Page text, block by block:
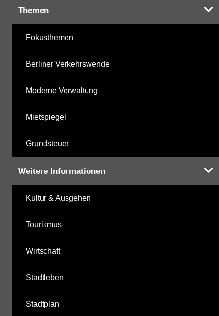
Themen
Fokusthemen
Berliner Verkehrswende
Moderne Verwaltung
Mietspiegel
Grundsteuer
Weitere Informationen
Kultur & Ausgehen
Tourismus
Wirtschaft
Stadtleben
Stadtplan